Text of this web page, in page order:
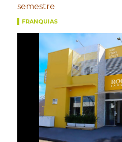
semestre
FRANQUIAS